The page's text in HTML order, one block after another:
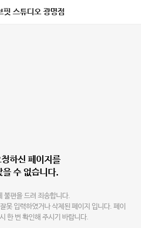
핏 스튜디오 광명점
하신 페이지를
을 수 없습니다.
불편을 드려 죄송합니다.
못 입력하였거나 삭제된 페이지 입니다. 페이
한 번 확인해 주시기 바랍니다.